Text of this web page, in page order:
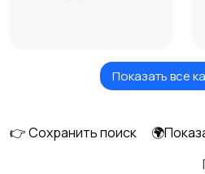
Брюки и шорты 4
Показать все
👉 Сохранить поиск